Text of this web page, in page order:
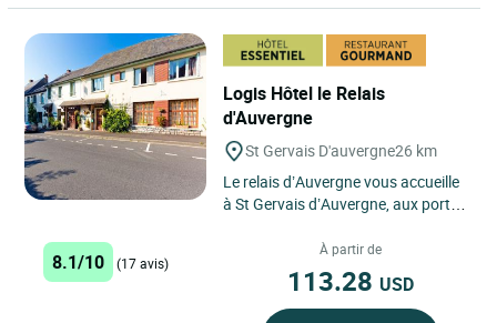
Logis Hôtel le Relais
d'Auvergne
St Gervais D'auvergne26 km
Le relais d’Auvergne vous accueille
à St Gervais d’Auvergne, aux portes
8.1/10 (17 avis)
À partir de
113.28 USD